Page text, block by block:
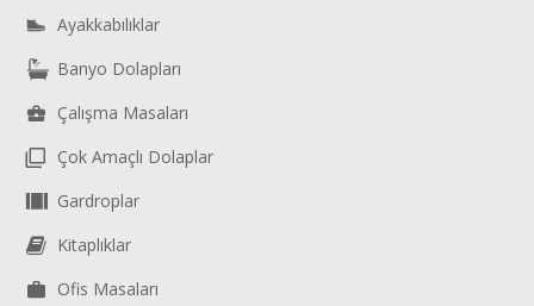
Ayakkabılıklar
Banyo Dolapları
Çalışma Masaları
Çok Amaçlı Dolaplar
Gardroplar
Kitaplıklar
Ofis Masaları